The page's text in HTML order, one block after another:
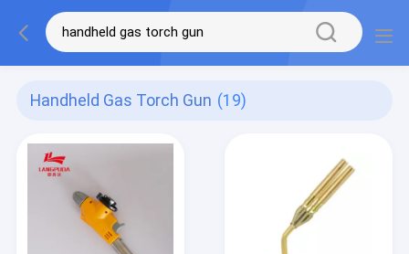
Handheld Gas Torch Gun (19)